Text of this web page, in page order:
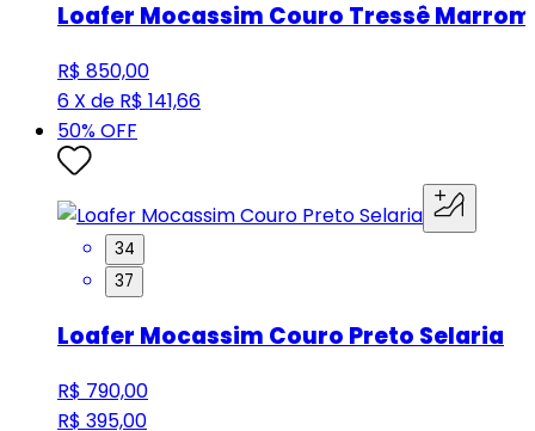
Loafer Mocassim Couro Tressê Marrom
R$ 850,00
6 X de R$ 141,66
50% OFF
34
37
Loafer Mocassim Couro Preto Selaria
R$ 790,00
R$ 395,00